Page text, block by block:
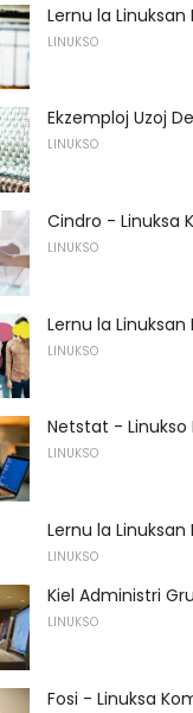
Lernu la
LINUKSO
Ekzemploj Uzoj
LINUKSO
Cindro - Linuksa
LINUKSO
Lernu la
LINUKSO
Netstat -
LINUKSO
Lernu la
LINUKSO
Kiel Administri
LINUKSO
Fosi - Linuksa